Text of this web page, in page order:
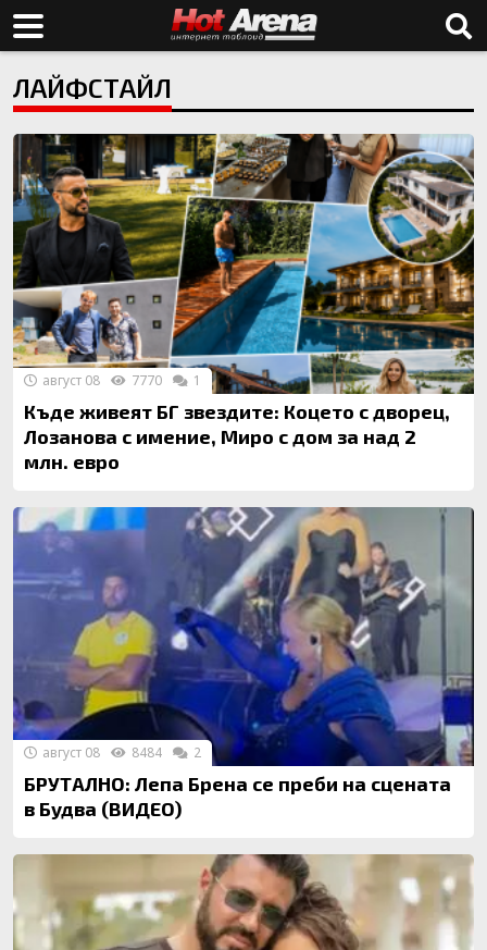
ЛАЙФСТАЙЛ
Къде живеят БГ звездите: Коцето с дворец,
Лозанова с имение, Миро с дом за над 2
млн. евро
август 08 7770 1
БРУТАЛНО: Лепа Брена се преби на сцената
в Будва (ВИДЕО)
август 08 8484 2